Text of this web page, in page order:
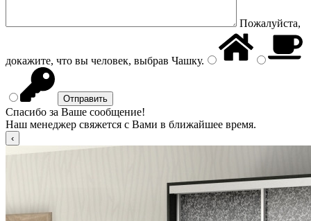
Пожалуйста,
докажите, что вы человек, выбрав Чашку.
Спасибо за Ваше сообщение!
Наш менеджер свяжется с Вами в ближайшее время.